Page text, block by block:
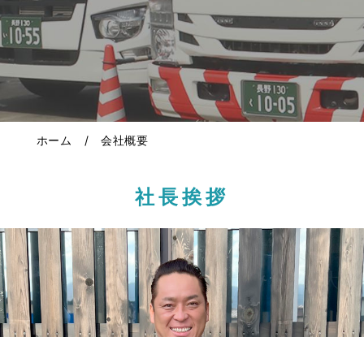
ホーム /会社概要
社長挨拶